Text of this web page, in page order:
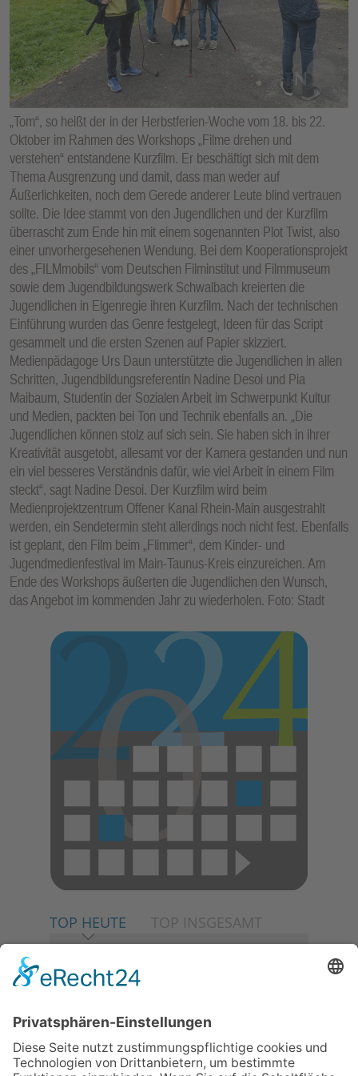
„Tom“, so heißt der in der Herbstferien-Woche vom 18. bis 22.
Oktober im Rahmen des Workshops „Filme drehen und
verstehen“ entstandene Kurzfilm. Er beschäftigt sich mit dem
Thema Ausgrenzung und damit, dass man weder auf
Äußerlichkeiten, noch dem Gerede anderer Leute blind vertrauen
sollte. Die Idee stammt von den Jugendlichen und der Kurzfilm
überrascht zum Ende hin mit einem sogenannten Plot Twist, also
einer unvorhergesehenen Wendung. Bei dem Kooperationsprojekt
des „FILMmobils“ vom Deutschen Filminstitut und Filmmuseum
sowie dem Jugendbildungswerk Schwalbach kreierten die
Jugendlichen in Eigenregie ihren Kurzfilm. Nach der technischen
Einführung wurden das Genre festgelegt, Ideen für das Script
gesammelt und die ersten Szenen auf Papier skizziert.
Medienpädagoge Urs Daun unterstützte die Jugendlichen in allen
Schritten, Jugendbildungsreferentin Nadine Desoi und Pia
Maibaum, Studentin der Sozialen Arbeit im Schwerpunkt Kultur
und Medien, packten bei Ton und Technik ebenfalls an. „Die
Jugendlichen können stolz auf sich sein. Sie haben sich in ihrer
Kreativität ausgetobt, allesamt vor der Kamera gestanden und nun
ein viel besseres Verständnis dafür, wie viel Arbeit in einem Film
steckt“, sagt Nadine Desoi. Der Kurzfilm wird beim
Medienprojektzentrum Offener Kanal Rhein-Main ausgestrahlt
werden, ein Sendetermin steht allerdings noch nicht fest. Ebenfalls
ist geplant, den Film beim „Flimmer“, dem Kinder- und
Jugendmedienfestival im Main-Taunus-Kreis einzureichen. Am
Ende des Workshops äußerten die Jugendlichen den Wunsch,
das Angebot im kommenden Jahr zu wiederholen. Foto: Stadt
TOP HEUTE TOP INSGESAMT
06.08.2026
Baustellenführung führt auch in
die Zukunft der Stadt
Königstein
E
N